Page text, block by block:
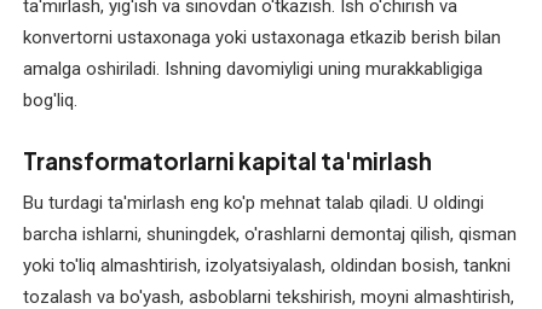
ta'mirlash
va
xorijiy)
O'zgarmas
tok
elektromotorlarini
qayta
o'rash
ta'mirlash, yig'ish va sinovdan o'tkazish. Ish o'chirish va
konvertorni ustaxonaga yoki ustaxonaga etkazib berish bilan
amalga oshiriladi. Ishning davomiyligi uning murakkabligiga
bog'liq.
Transformatorlarni kapital ta'mirlash
Bu turdagi ta'mirlash eng ko'p mehnat talab qiladi. U oldingi
barcha ishlarni, shuningdek, o'rashlarni demontaj qilish, qisman
yoki to'liq almashtirish, izolyatsiyalash, oldindan bosish, tankni
tozalash va bo'yash, asboblarni tekshirish, moyni almashtirish,